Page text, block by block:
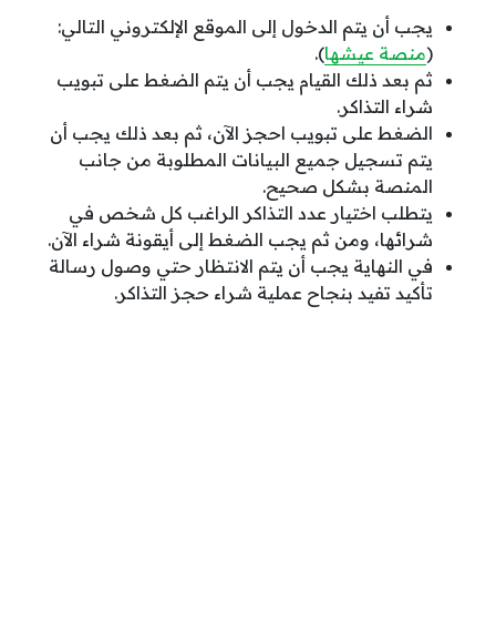
يجب أن يتم الدخول إلى الموقع الإلكتروني التالي:
(منصة عيشها).
ثم بعد ذلك القيام يجب أن يتم الضغط على تبويب
شراء التذاكر.
الضغط على تبويب احجز الآن، ثم بعد ذلك يجب أن
يتم تسجيل جميع البيانات المطلوبة من جانب
المنصة بشكل صحيح.
يتطلب اختيار عدد التذاكر الراغب كل شخص في
شرائها، ومن ثم يجب الضغط إلى أيقونة شراء الآن.
في النهاية يجب أن يتم الانتظار حتي وصول رسالة
تأكيد تفيد بنجاح عملية شراء حجز التذاكر.